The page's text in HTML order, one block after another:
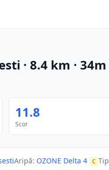
· 8.4 km · 34m
11.8
Scor
Aripă: OZONE Delta 4 C Tip